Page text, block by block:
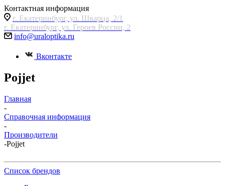
Контактная информация
г. Екатеринбург, ул. Шварца, 2/1
г. Екатеринбург, ул. Героев России, 2
info@uraloptika.ru
Вконтакте
Pojjet
Главная
-
Справочная информация
-
Производители
-Pojjet
Список брендов